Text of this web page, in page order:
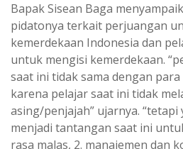
Bapak Sisean Baga
pidatonya terkait perjuangan
kemerdekaan Indonesia dan
untuk mengisi kemerdekaan.
saat ini tidak sama dengan
karena pelajar saat ini tidak
asing/penjajah” ujarnya. “tetapi
menjadi tantangan saat ini
rasa malas, 2. manajemen dan